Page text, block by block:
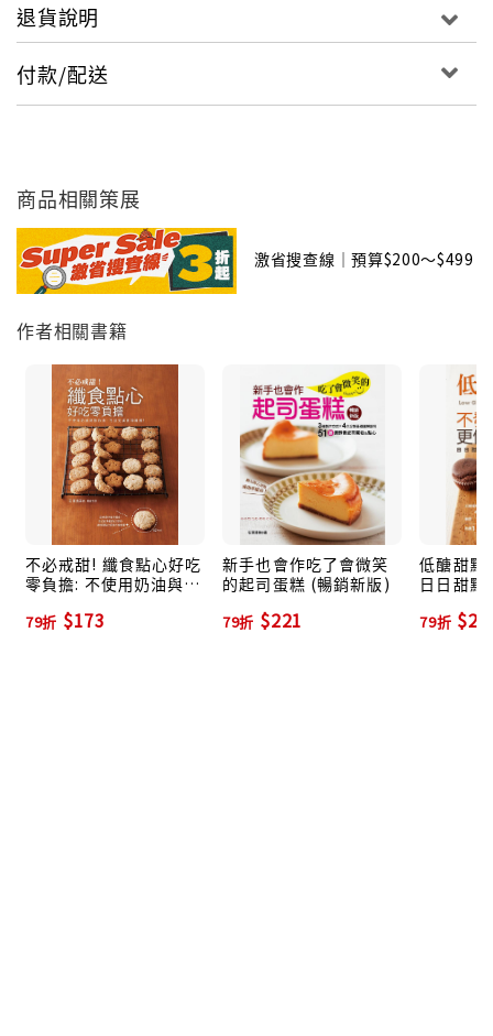
聚、家人在旁閒話家常, 心情很好的時候就用一小包「鬆
餅粉」, 選擇78道中最合意的麵包和甜點配方就近去超
商、超市買一點小配料拿出最熟悉的鍋具, 照著食譜, 簡
單烘烤一下記得, 上桌之前挑個心愛餐具, 美美地擺盤沖
78道的食譜】每一頁滿滿的美味, 值得欣賞和收藏~~居
角. 海蒂白麵包．迷你小圓麵包 花椰菜火腿. 南瓜黑芝
麻．鹹麵包 胡蘿蔔香腸. 培根麥穗麵包．電鍋麵包 蕃
胡蘿蔔優格. 火腿青蔥. 酪梨蒸麵包．可愛小麵包 小花
起司. 小兔子菠蘿. 肉桂. 小熊貓紅豆麵包少糖、多蔬菜、
美味的早餐．法式鹹派. 蕃茄鬆餅．一口鬆餅. 法式烘
餅．雞蛋蒸糕......多樣美味選擇的早午餐．披薩麵包. 法
式鹹蛋糕．墨西哥卷餅. 義式鬆餅．餡餅. 馬芬餐包……
用玉子燒鍋做迷你甜點．迷你歐培拉.迷你蛋糕卷．迷你
瑞士卷. 迷你年輪……原味蛋糕與餅乾．牛奶蛋糕．微波
爐蛋糕．蛋糕條、蛋糕方塊、迷你蛋糕卷 ．擠花餅乾．
沙布列．西班牙小餅．脆餅．脆片．香蕉布朗尼……
beyond your expectation.
退貨說明
付款/配送
商品相關策展
激省搜查線｜預算$200～$499
作者相關書籍
不必戒甜! 纖食點心好吃
零負擔: 不使用奶油與鮮
維!
79折 $173
新手也會作吃了會微笑
的起司蛋糕 (暢銷新版)
79折 $221
低醣甜點
日日甜點
79折